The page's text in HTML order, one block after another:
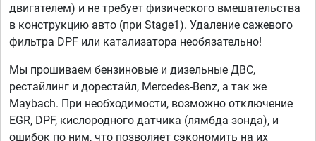
двигателем) и не требует физического вмешательства
в конструкцию авто (при Stage1). Удаление сажевого
фильтра DPF или катализатора необязательно!
Мы прошиваем бензиновые и дизельные ДВС,
рестайлинг и дорестайл, Mercedes-Benz, а так же
Maybach. При необходимости, возможно отключение
EGR, DPF, кислородного датчика (лямбда зонда), и
ошибок по ним, что позволяет сэкономить на их